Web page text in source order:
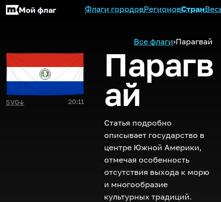
Мой флаг Флаги городовРегионовСтран
Все флаги›Парагвай
SVG↓ 20:11
Парагв
ай
Статья подробно
описывает государство в
центре Южной Америки,
отмечая особенность
отсутствия выхода к морю
и многообразие
культурных традиций.